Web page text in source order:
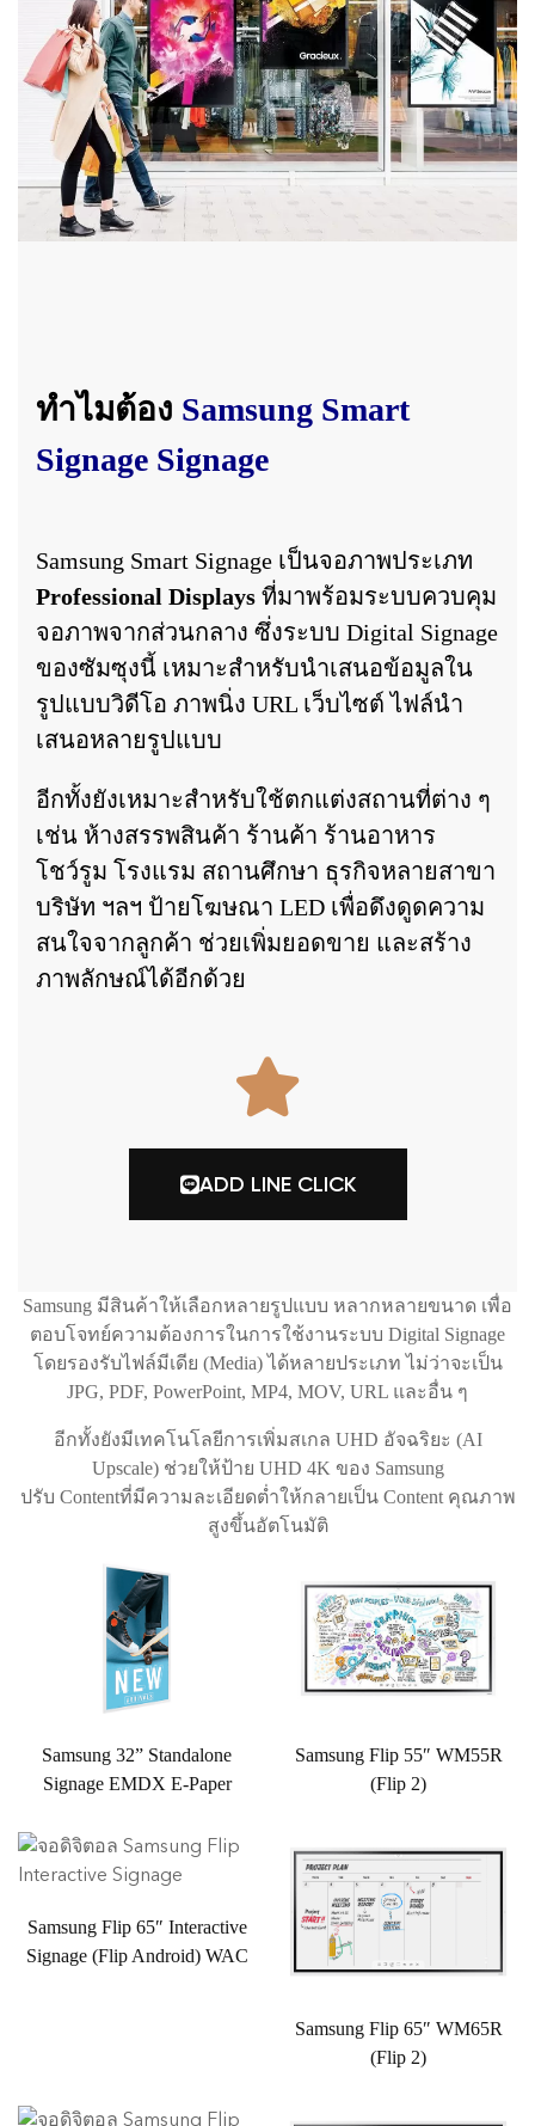
ทำไมต้อง Samsung Smart
Signage Signage
Samsung Smart Signage เป็นจอภาพประเภท
Professional Displays ที่มาพร้อมระบบควบคุม
จอภาพจากส่วนกลาง ซึ่งระบบ Digital Signage
ของซัมซุงนี้ เหมาะสำหรับนำเสนอข้อมูลใน
รูปแบบวิดีโอ ภาพนิ่ง URL เว็บไซต์ ไฟล์นำ
เสนอหลายรูปแบบ
อีกทั้งยังเหมาะสำหรับใช้ตกแต่งสถานที่ต่าง ๆ
เช่น ห้างสรรพสินค้า ร้านค้า ร้านอาหาร
โชว์รูม โรงแรม สถานศึกษา ธุรกิจหลายสาขา
บริษัท ฯลฯ ป้ายโฆษณา LED เพื่อดึงดูดความ
สนใจจากลูกค้า ช่วยเพิ่มยอดขาย และสร้าง
ภาพลักษณ์ได้อีกด้วย
ADD LINE CLICK
Samsung มีสินค้าให้เลือกหลายรูปแบบ หลากหลายขนาด เพื่อ
ตอบโจทย์ความต้องการในการใช้งานระบบ Digital Signage
โดยรองรับไฟล์มีเดีย (Media) ได้หลายประเภท ไม่ว่าจะเป็น
JPG, PDF, PowerPoint, MP4, MOV, URL และอื่น ๆ
อีกทั้งยังมีเทคโนโลยีการเพิ่มสเกล UHD อัจฉริยะ (AI
Upscale) ช่วยให้ป้าย UHD 4K ของ Samsung
ปรับ Contentที่มีความละเอียดต่ำให้กลายเป็น Content คุณภาพ
สูงขึ้นอัตโนมัติ
Samsung 32” Standalone
Signage EMDX E-Paper
Samsung Flip 55″ WM55R
(Flip 2)
Samsung Flip 65″ Interactive
Signage (Flip Android) WAC
Samsung Flip 65″ WM65R
(Flip 2)